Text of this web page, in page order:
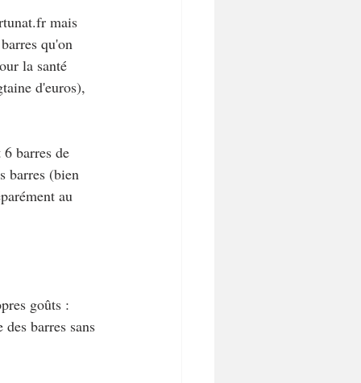
mais
qu'on
la santé
d'euros),
barres de
barres (bien
au
goûts :
barres sans